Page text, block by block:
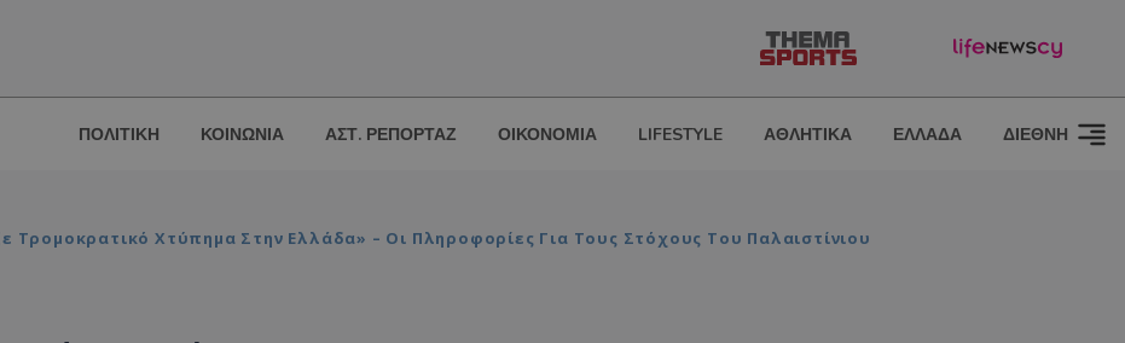
ΠΟΛΙΤΙΚΗ ΚΟΙΝΩΝΙΑ ΑΣΤ. ΡΕΠΟΡΤΑΖ ΟΙΚΟΝΟΜΙΑ LIFESTYLE ΑΘΛΗΤΙΚΑ ΕΛΛΑΔΑ ΔΙΕΘΝΗ
Τρομοκρατικό Χτύπημα Στην Ελλάδα» – Οι Πληροφορίες Για Τους Στόχους Του Παλαιστίνιου